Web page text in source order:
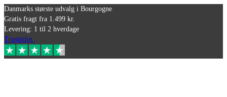
Danmarks største udvalg i Bourgogne
Gratis fragt fra 1.499 kr.
Levering: 1 til 2 hverdage
Trustpilot